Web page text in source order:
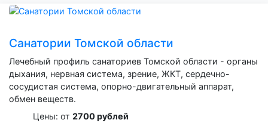
Санатории Томской области
Лечебный профиль санаториев Томской области - органы
дыхания, нервная система, зрение, ЖКТ, сердечно-
сосудистая система, опорно-двигательный аппарат,
обмен веществ.
Цены: от 2700 рублей